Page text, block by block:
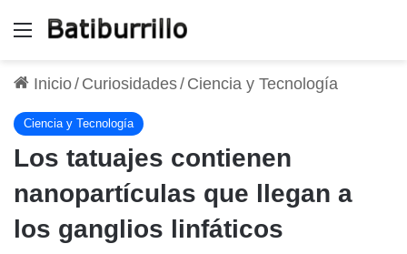
Menú
Inicio/ Curiosidades/ Ciencia y Tecnología
Ciencia y Tecnología
Los tatuajes contienen
nanopartículas que llegan a
los ganglios linfáticos